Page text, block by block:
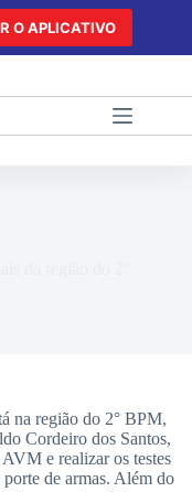
O APLICATIVO
na região do 2° BPM,
Cordeiro dos Santos,
e realizar os testes
de armas. Além do